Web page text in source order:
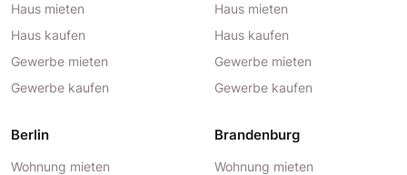
Haus mieten
Haus kaufen
Gewerbe mieten
Gewerbe kaufen
Haus mieten
Haus kaufen
Gewerbe mieten
Gewerbe kaufen
Berlin
Wohnung mieten
Brandenburg
Wohnung mieten